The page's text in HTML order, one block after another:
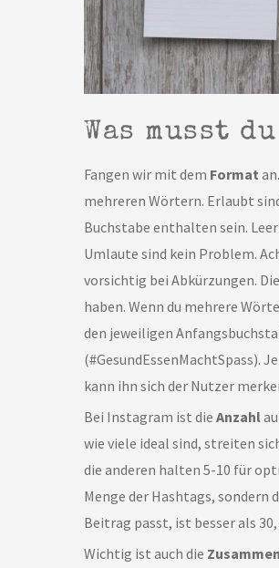
Was musst
Fangen wir mit dem Format
mehreren Wörtern. Erlaubt
Buchstabe enthalten sein.
Umlaute sind kein Problem.
vorsichtig bei Abkürzungen.
haben. Wenn du mehrere
den jeweiligen
(#GesundEssenMachtSpass).
kann ihn sich der Nutzer
Bei Instagram ist die Anzahl
wie viele ideal sind, streiten
die anderen halten 5-10 für
Menge der Hashtags,
Beitrag passt, ist besser als
Wichtig ist auch die